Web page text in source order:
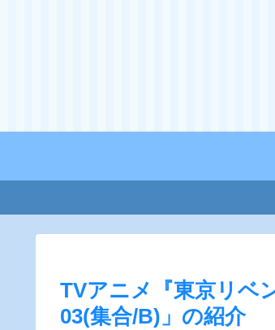
TVアニメ『東京リベ
03(集合/B)」の紹介